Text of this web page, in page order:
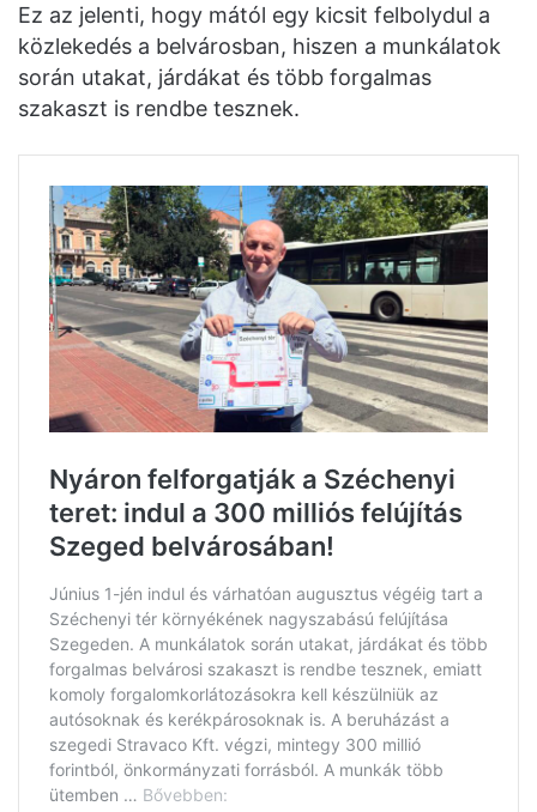
Ez az jelenti, hogy mától egy kicsit felbolydul a
közlekedés a belvárosban, hiszen a munkálatok
során utakat, járdákat és több forgalmas
szakaszt is rendbe tesznek.